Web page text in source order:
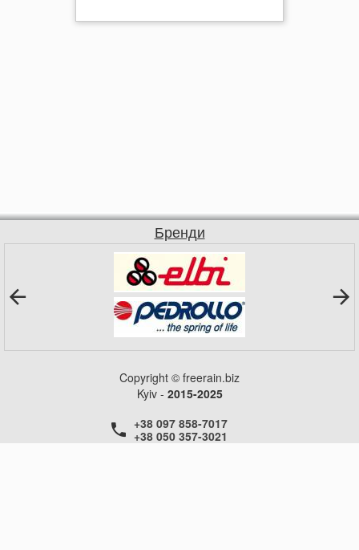
Бренди
Copyright © freerain.biz
Kyiv - 2015-2025
+38 097 858-7017
+38 050 357-3021